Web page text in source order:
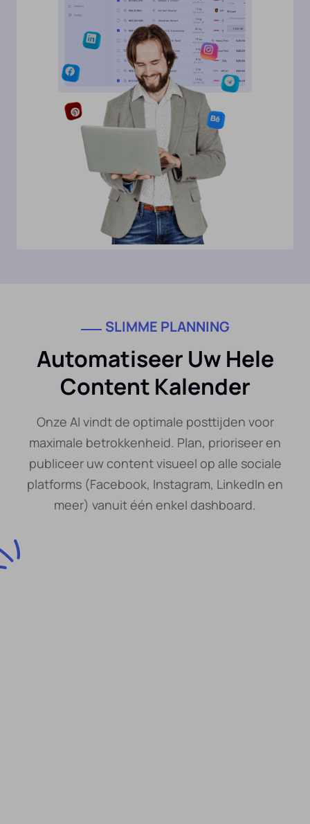
SLIMME PLANNING
Automatiseer Uw Hele
Content Kalender
Onze AI vindt de optimale posttijden voor
maximale betrokkenheid. Plan, prioriseer en
publiceer uw content visueel op alle sociale
platforms (Facebook, Instagram, LinkedIn en
meer) vanuit één enkel dashboard.